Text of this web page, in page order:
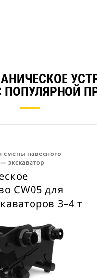
ПОПУЛЯРНОЙ
смены навесного
экскаватор
CW05 для
3–4 т